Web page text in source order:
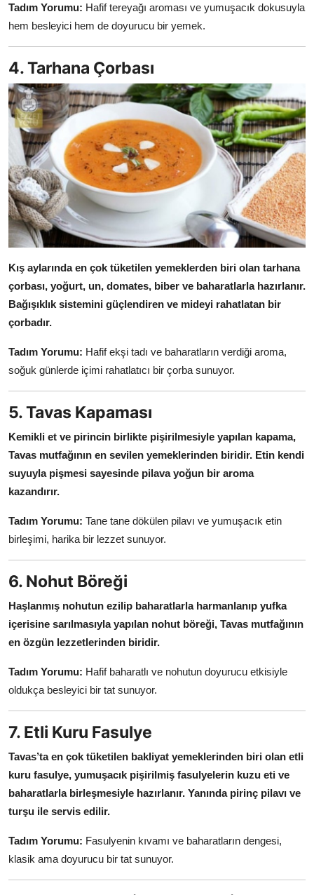
Tadım Yorumu: Hafif tereyağı aroması ve yumuşacık dokusuyla
hem besleyici hem de doyurucu bir yemek.
4. Tarhana Çorbası
Kış aylarında en çok tüketilen yemeklerden biri olan tarhana
çorbası, yoğurt, un, domates, biber ve baharatlarla hazırlanır.
Bağışıklık sistemini güçlendiren ve mideyi rahatlatan bir
çorbadır.
Tadım Yorumu: Hafif ekşi tadı ve baharatların verdiği aroma,
soğuk günlerde içimi rahatlatıcı bir çorba sunuyor.
5. Tavas Kapaması
Kemikli et ve pirincin birlikte pişirilmesiyle yapılan kapama,
Tavas mutfağının en sevilen yemeklerinden biridir. Etin kendi
suyuyla pişmesi sayesinde pilava yoğun bir aroma
kazandırır.
Tadım Yorumu: Tane tane dökülen pilavı ve yumuşacık etin
birleşimi, harika bir lezzet sunuyor.
6. Nohut Böreği
Haşlanmış nohutun ezilip baharatlarla harmanlanıp yufka
içerisine sarılmasıyla yapılan nohut böreği, Tavas mutfağının
en özgün lezzetlerinden biridir.
Tadım Yorumu: Hafif baharatlı ve nohutun doyurucu etkisiyle
oldukça besleyici bir tat sunuyor.
7. Etli Kuru Fasulye
Tavas’ta en çok tüketilen bakliyat yemeklerinden biri olan etli
kuru fasulye, yumuşacık pişirilmiş fasulyelerin kuzu eti ve
baharatlarla birleşmesiyle hazırlanır. Yanında pirinç pilavı ve
turşu ile servis edilir.
Tadım Yorumu: Fasulyenin kıvamı ve baharatların dengesi,
klasik ama doyurucu bir tat sunuyor.